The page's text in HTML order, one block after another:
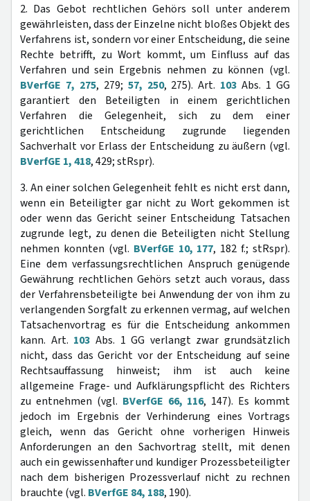
2. Das Gebot rechtlichen Gehörs soll unter anderem
gewährleisten, dass der Einzelne nicht bloßes Objekt des
Verfahrens ist, sondern vor einer Entscheidung, die seine
Rechte betrifft, zu Wort kommt, um Einfluss auf das
Verfahren und sein Ergebnis nehmen zu können (vgl.
BVerfGE 7, 275, 279; 57, 250, 275). Art. 103 Abs. 1 GG
garantiert den Beteiligten in einem gerichtlichen
Verfahren die Gelegenheit, sich zu dem einer
gerichtlichen Entscheidung zugrunde liegenden
Sachverhalt vor Erlass der Entscheidung zu äußern (vgl.
BVerfGE 1, 418, 429; stRspr).
3. An einer solchen Gelegenheit fehlt es nicht erst dann,
wenn ein Beteiligter gar nicht zu Wort gekommen ist
oder wenn das Gericht seiner Entscheidung Tatsachen
zugrunde legt, zu denen die Beteiligten nicht Stellung
nehmen konnten (vgl. BVerfGE 10, 177, 182 f.; stRspr).
Eine dem verfassungsrechtlichen Anspruch genügende
Gewährung rechtlichen Gehörs setzt auch voraus, dass
der Verfahrensbeteiligte bei Anwendung der von ihm zu
verlangenden Sorgfalt zu erkennen vermag, auf welchen
Tatsachenvortrag es für die Entscheidung ankommen
kann. Art. 103 Abs. 1 GG verlangt zwar grundsätzlich
nicht, dass das Gericht vor der Entscheidung auf seine
Rechtsauffassung hinweist; ihm ist auch keine
allgemeine Frage- und Aufklärungspflicht des Richters
zu entnehmen (vgl. BVerfGE 66, 116, 147). Es kommt
jedoch im Ergebnis der Verhinderung eines Vortrags
gleich, wenn das Gericht ohne vorherigen Hinweis
Anforderungen an den Sachvortrag stellt, mit denen
auch ein gewissenhafter und kundiger Prozessbeteiligter
nach dem bisherigen Prozessverlauf nicht zu rechnen
brauchte (vgl. BVerfGE 84, 188, 190).